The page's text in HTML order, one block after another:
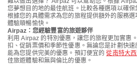
您夢想目的地的最佳航班。比較各種選項以確
根據您的具體需求為您的旅程提供額外的服務
體驗順暢愉快。
Airpaz：您經驗豐富的旅遊夥伴
利用 Airpaz 的特別優惠，讓您的旅程更加實惠
扣、促銷票價和季節性優惠。無論您是計劃快
能為您提供完美的優惠。預訂便宜的從南特大
佳旅遊體驗和無與倫比的優惠。